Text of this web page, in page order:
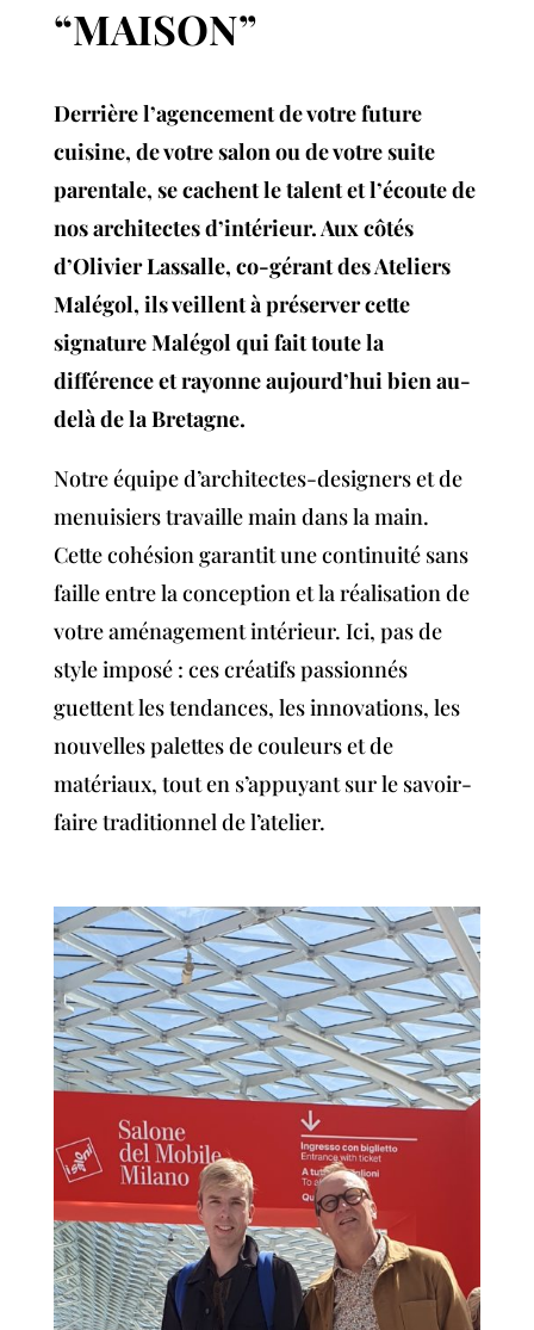
“MAISON”
Derrière l’agencement de votre future
cuisine, de votre salon ou de votre suite
parentale, se cachent le talent et l’écoute de
nos architectes d’intérieur. Aux côtés
d’Olivier Lassalle, co-gérant des Ateliers
Malégol, ils veillent à préserver cette
signature Malégol qui fait toute la
différence et rayonne aujourd’hui bien au-
delà de la Bretagne.
Notre équipe d’architectes-designers et de
menuisiers travaille main dans la main.
Cette cohésion garantit une continuité sans
faille entre la conception et la réalisation de
votre aménagement intérieur. Ici, pas de
style imposé : ces créatifs passionnés
guettent les tendances, les innovations, les
nouvelles palettes de couleurs et de
matériaux, tout en s’appuyant sur le savoir-
faire traditionnel de l’atelier.